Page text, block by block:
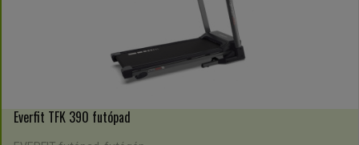
Everfit TFK 390 futópad